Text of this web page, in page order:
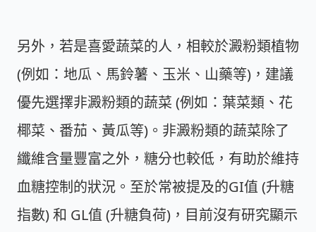
另外，若是喜愛蔬菜的人，相較於澱粉類植物
(例如：地瓜、馬鈴薯、玉米、山藥等)，建議
優先選擇非澱粉類的蔬菜 (例如：葉菜類、花
椰菜、番茄、黃瓜等)。非澱粉類的蔬菜除了
纖維含量豐富之外，糖分也較低，有助於維持
血糖控制的狀況。至於常被提及的GI值 (升糖
指數) 和 GL值 (升糖負荷)，目前沒有研究顯示